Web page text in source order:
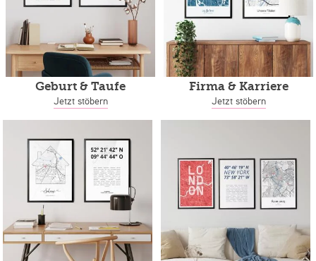
Geburt & Taufe
Jetzt stöbern
Firma & Karriere
Jetzt stöbern